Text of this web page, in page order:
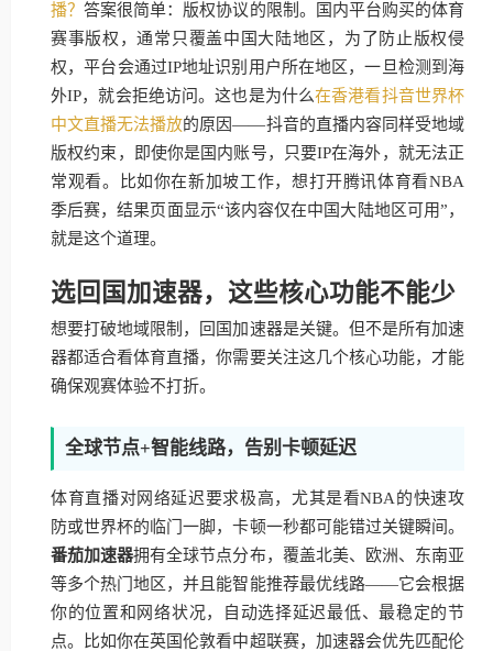
播？答案很简单：版权协议的限制。国内平台购买的体育
赛事版权，通常只覆盖中国大陆地区，为了防止版权侵
权，平台会通过IP地址识别用户所在地区，一旦检测到海
外IP，就会拒绝访问。这也是为什么在香港看抖音世界杯
中文直播无法播放的原因——抖音的直播内容同样受地域
版权约束，即使你是国内账号，只要IP在海外，就无法正
常观看。比如你在新加坡工作，想打开腾讯体育看NBA
季后赛，结果页面显示“该内容仅在中国大陆地区可用”，
就是这个道理。
选回国加速器，这些核心功能不能少
想要打破地域限制，回国加速器是关键。但不是所有加速
器都适合看体育直播，你需要关注这几个核心功能，才能
确保观赛体验不打折。
全球节点+智能线路，告别卡顿延迟
体育直播对网络延迟要求极高，尤其是看NBA的快速攻
防或世界杯的临门一脚，卡顿一秒都可能错过关键瞬间。
番茄加速器拥有全球节点分布，覆盖北美、欧洲、东南亚
等多个热门地区，并且能智能推荐最优线路——它会根据
你的位置和网络状况，自动选择延迟最低、最稳定的节
点。比如你在英国伦敦看中超联赛，加速器会优先匹配伦